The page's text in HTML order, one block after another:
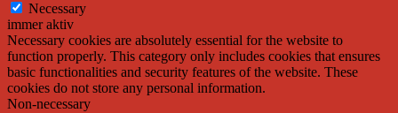
Necessary
immer aktiv
Necessary cookies are absolutely essential for the website to
function properly. This category only includes cookies that ensures
basic functionalities and security features of the website. These
cookies do not store any personal information.
Non-necessary